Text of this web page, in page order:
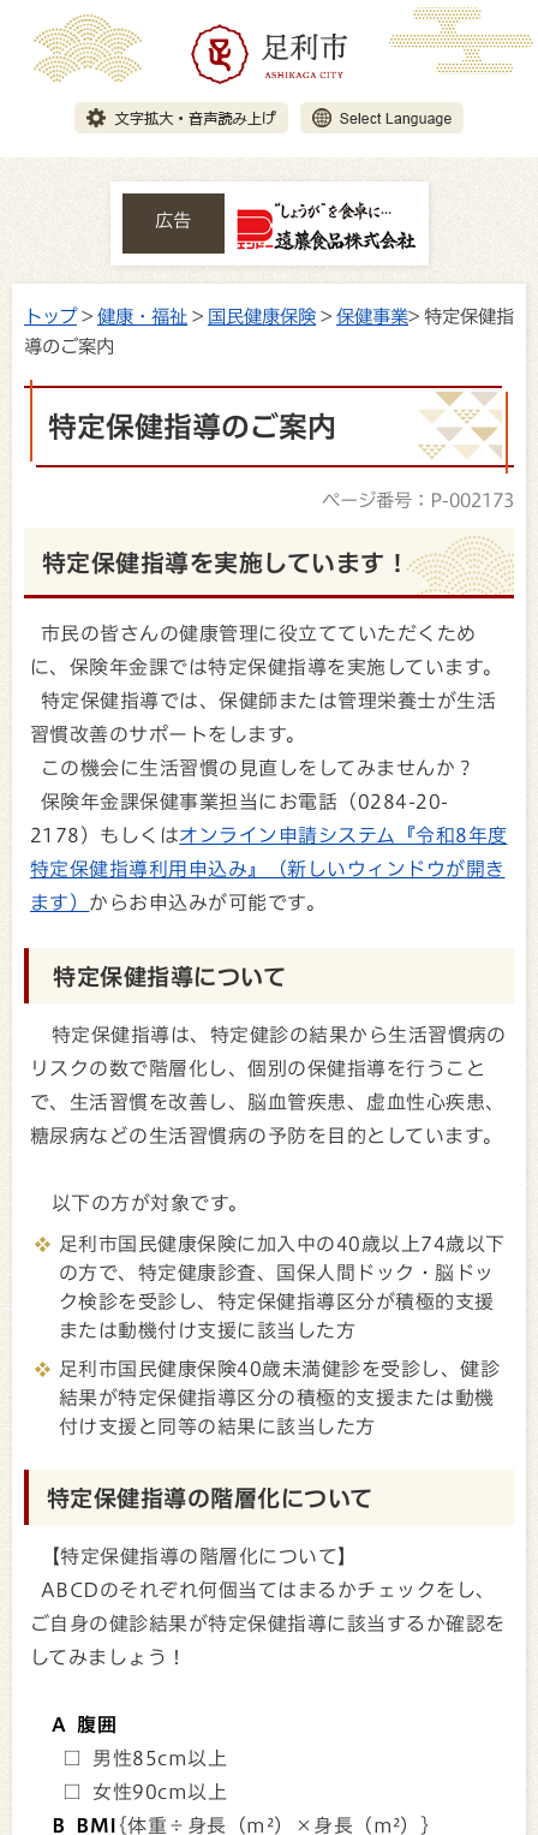
広告
トップ> 健康・福祉 > 国民健康保険 > 保健事業> 特定保健指
導のご案内
特定保健指導のご案内
ページ番号：P-002173
特定保健指導を実施しています！
市民の皆さんの健康管理に役立てていただくため
に、保険年金課では特定保健指導を実施しています。
特定保健指導では、保健師または管理栄養士が生活
習慣改善のサポートをします。
この機会に生活習慣の見直しをしてみませんか？
保険年金課保健事業担当にお電話（0284-20-
2178）もしくはオンライン申請システム『令和8年度
特定保健指導利用申込み』（新しいウィンドウが開き
ます） からお申込みが可能です。
特定保健指導について
特定保健指導は、特定健診の結果から生活習慣病の
リスクの数で階層化し、個別の保健指導を行うこと
で、生活習慣を改善し、脳血管疾患、虚血性心疾患、
糖尿病などの生活習慣病の予防を目的としています。
以下の方が対象です。
足利市国民健康保険に加入中の40歳以上74歳以下
の方で、特定健康診査、国保人間ドック・脳ドッ
ク検診を受診し、特定保健指導区分が積極的支援
または動機付け支援に該当した方
足利市国民健康保険40歳未満健診を受診し、健診
結果が特定保健指導区分の積極的支援または動機
付け支援と同等の結果に該当した方
特定保健指導の階層化について
【特定保健指導の階層化について】
ABCDのそれぞれ何個当てはまるかチェックをし、
ご自身の健診結果が特定保健指導に該当するか確認を
してみましょう！
A 腹囲
□ 男性85cm以上
□ 女性90cm以上
B BMI {体重÷身長（m²）×身長（m²）}